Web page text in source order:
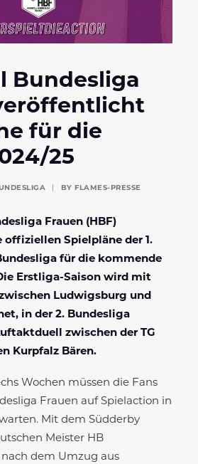
Bundesliga
für die
25
BY FLAMES-PRESSE
Frauen (HBF)
Spielpläne der 1.
für die kommende
Erstliga-Saison wird mit
Ludwigsburg und
in der 2. Bundesliga
zwischen der TG
Kurpfalz Bären.
Wochen müssen die Fans
Frauen auf Spielaction in
Mit dem Südderby
Meister HB
dem Umzug aus